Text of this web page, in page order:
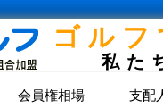
ゴルフ
私た
会員権相場 支配